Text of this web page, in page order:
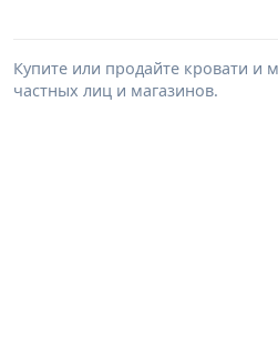
Купите или продайте кровати
частных лиц и магазинов.